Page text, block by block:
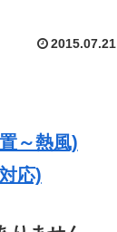
2015.07.21
～熱風)
応)